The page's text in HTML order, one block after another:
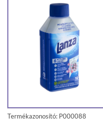
Termékazonosító: P000088